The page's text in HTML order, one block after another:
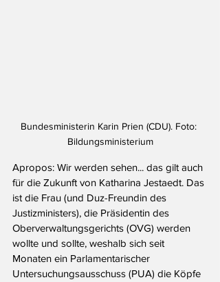
Bundesministerin Karin Prien (CDU). Foto:
Bildungsministerium
Apropos: Wir werden sehen... das gilt auch
für die Zukunft von Katharina Jestaedt. Das
ist die Frau (und Duz-Freundin des
Justizministers), die Präsidentin des
Oberverwaltungsgerichts (OVG) werden
wollte und sollte, weshalb sich seit
Monaten ein Parlamentarischer
Untersuchungsausschuss (PUA) die Köpfe